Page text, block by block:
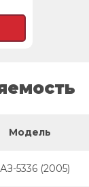
Модель
5336 (2005)